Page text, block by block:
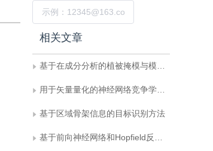
相关文章
基于在成分分析的植被掩模与模式滤波方法在中等植被区蚀变信息提取中的应用
用于矢量量化的神经网络竞争学习算法
基于区域骨架信息的目标识别方法
基于前向神经网络和Hopfield反馈神经网络的边界检测法